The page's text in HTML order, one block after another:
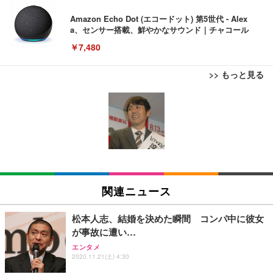
Amazon Echo Dot (エコードット) 第5世代 - Alex
a、センサー搭載、鮮やかなサウンド｜チャコール
￥7,480
>> もっと見る
[EdoErgo] オフィスチェア 椅子 テレワーク 疲れな
い 跳ね上げ式アームレスト コンパクト 約105度ロッ
キング pc 事務椅子 360度回転 座面昇降 強化ナイロ
ン樹脂ベース 通気性メッシュ 在宅ワーク H-WY01
(黒網+黒枠+黒足)
SIHOO B100 オフィスチェア／デスクチェア メッシ
ュチェア 人間工学 疲れない ブラック
￥27,999
Sezlife オフィスチェア デスクチェア 疲れない テレ
ワーク チェア 強化バックレスト 30度ロッキング機
能 人間工学 椅子 腰サポート 90度跳ね上げ式アーム
EIZO ビジネス向けプレミアムモニター | FlexScan
EV3240X-WT | 31.5型4K UHD・USB Type-C・ホワ
￥105,595
EIZO ビジネス向けプレミアムモニター | FlexScan
￥109,572
【純正品】27"ゲーミングモニター DualSense 充電
フック付き（CFI-ZDM1J）
Amazonベーシック ペットシーツ 薄型 レギュラー 1
回使い捨て 無香料 ホワイト 300枚
Amazonベーシック ペットシーツ 厚型 ワイド 42枚
x2袋(84枚) ホワイト(吸収面:ライトブルー)
￥3,234
ネオ・ルーライフ ネオ・オムツ L 中型犬用 26枚入
り 単品
関連ニュース
松本人志、結婚を決めた瞬間 コンパ中に彼女
が事故に遭い…
エンタメ
2020.11.21(土) 4:30